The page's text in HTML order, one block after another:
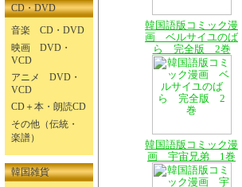
CD・DVD
音楽 CD・DVD
映画 DVD・
VCD
アニメ DVD・
VCD
CD＋本・朗読CD
その他（伝統・
楽譜）
韓国雑貨
韓国語版コミック漫
画 ベルサイユのば
ら 完全版 2巻
韓国語版コミック漫
画 宇宙兄弟 1巻